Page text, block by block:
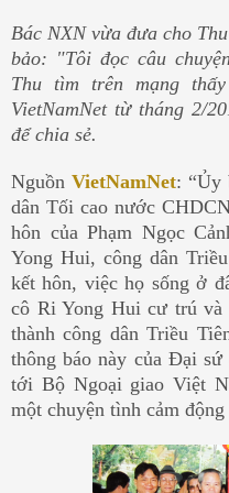
Bác NXN vừa đưa cho
bảo: "Tôi đọc câu
Thu tìm trên mạng
VietNamNet từ tháng 2/
để chia sẻ.
NguồnVietNamNet: “Ủy
dân Tối cao nước
hôn của Phạm Ngọc
Yong Hui, công dân
kết hôn, việc họ sống ở
cô Ri Yong Hui cư trú
thành công dân Triều
thông báo này của Đại
tới Bộ Ngoại giao Việt
một chuyện tình cảm